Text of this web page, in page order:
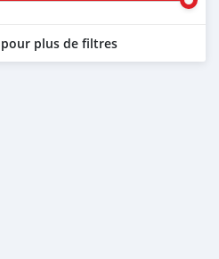
plus de filtres